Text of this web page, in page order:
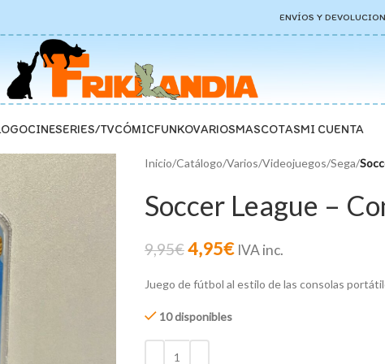
ENVÍOS Y
CINESERIES/TVCÓMICFUNKOVARIOSMASCOTASMI CUENTA
Inicio/Catálogo/Varios/Videojuegos/Sega/
Soccer League –
9,95€4,95€ IVA inc.
Juego de fútbol al estilo de las consolas
10 disponibles